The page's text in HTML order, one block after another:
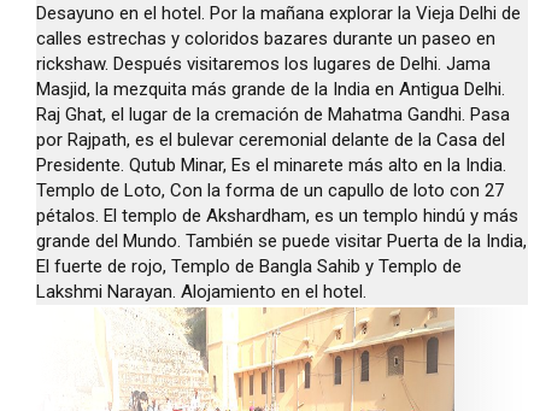
Desayuno en el hotel. Por la mañana explorar la Vieja Delhi de
calles estrechas y coloridos bazares durante un paseo en
rickshaw. Después visitaremos los lugares de Delhi. Jama
Masjid, la mezquita más grande de la India en Antigua Delhi.
Raj Ghat, el lugar de la cremación de Mahatma Gandhi. Pasa
por Rajpath, es el bulevar ceremonial delante de la Casa del
Presidente. Qutub Minar, Es el minarete más alto en la India.
Templo de Loto, Con la forma de un capullo de loto con 27
pétalos. El templo de Akshardham, es un templo hindú y más
grande del Mundo. También se puede visitar Puerta de la India,
El fuerte de rojo, Templo de Bangla Sahib y Templo de
Lakshmi Narayan. Alojamiento en el hotel.